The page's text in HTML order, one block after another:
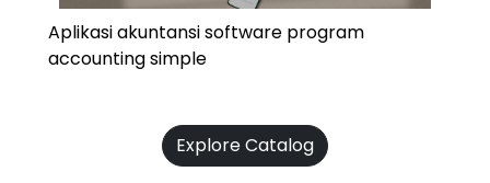
Aplikasi akuntansi software program
accounting simple
Explore Catalog